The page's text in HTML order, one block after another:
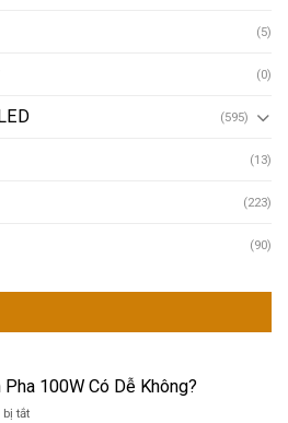
(5)
(0)
(595)
(13)
(223)
(90)
100W Có Dễ Không?
tắtở